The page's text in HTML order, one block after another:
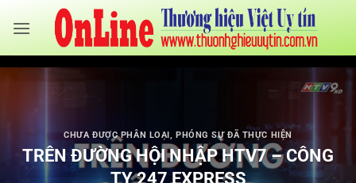
qua
dung
CHƯA ĐƯỢC PHÂN LOẠI , PHÓNG SỰ ĐÃ THỰC HIỆN
TRÊN ĐƯỜNG HỘI NHẬP HTV7 – CÔNG
TY 247 EXPRESS